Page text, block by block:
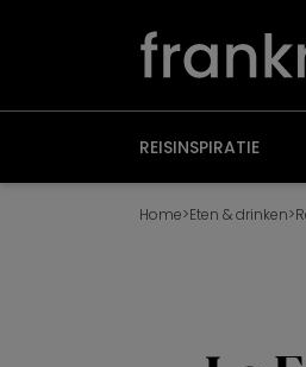
REISINSPIRATIE
Home>Eten & drinken>